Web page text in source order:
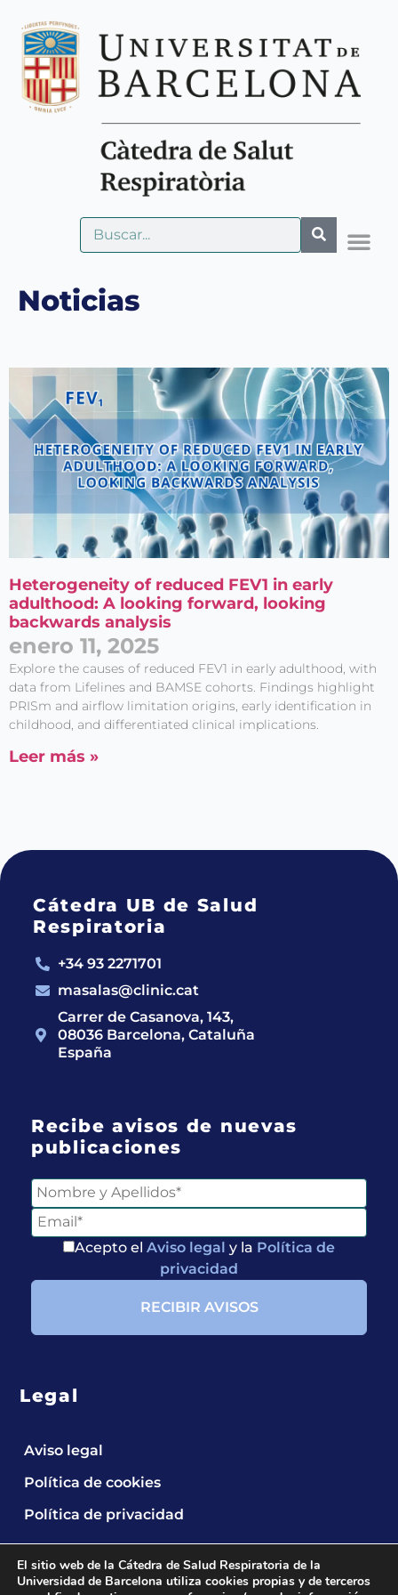
Noticias
Heterogeneity of reduced FEV1 in early
adulthood: A looking forward, looking
backwards analysis
enero 11, 2025
Explore the causes of reduced FEV1 in early adulthood, with
data from Lifelines and BAMSE cohorts. Findings highlight
PRISm and airflow limitation origins, early identification in
childhood, and differentiated clinical implications.
Leer más »
Cátedra UB de Salud
Respiratoria
+34 93 2271701
masalas@clinic.cat
Carrer de Casanova, 143,
08036 Barcelona, Cataluña
España
Recibe avisos de nuevas
publicaciones
Acepto el Aviso legal y la Política de
privacidad
Legal
Aviso legal
Política de cookies
Política de privacidad
El sitio web de la Cátedra de Salud Respiratoria de la
Universidad de Barcelona utiliza cookies propias y de terceros